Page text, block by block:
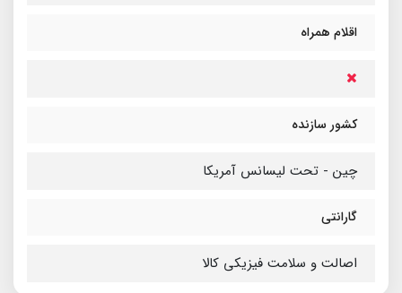
اقلام همراه
کشور سازنده
چین - تحت لیسانس آمریکا
گارانتی
اصالت و سلامت فیزیکی کالا